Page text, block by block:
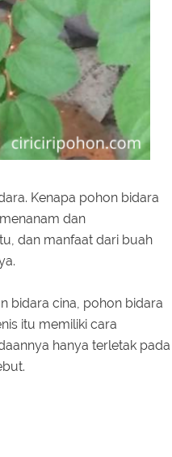
Kenapa pohon bidara
dan
dan manfaat dari buah
bidara cina, pohon bidara
itu memiliki cara
hanya terletak pada